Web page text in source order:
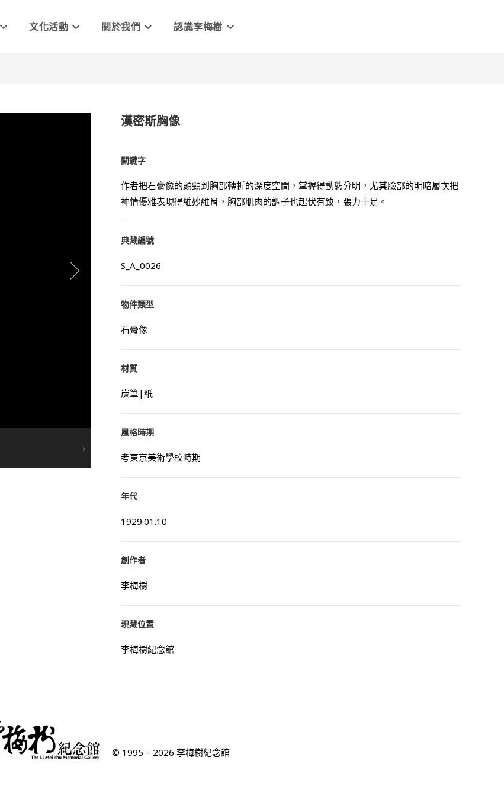
文化活動 關於我們 認識李梅樹
漢密斯胸像
關鍵字
作者把石膏像的頭頸到胸部轉折的深度空間，掌握得動態分明，尤其臉部的明暗層次把
神情優雅表現得維妙維肖，胸部肌肉的調子也起伏有致，張力十足。
典藏編號
S_A_0026
物件類型
石膏像
材質
炭筆|紙
風格時期
考東京美術學校時期
年代
1929.01.10
創作者
李梅樹
現藏位置
李梅樹紀念館
© 1995 – 2026 李梅樹紀念館